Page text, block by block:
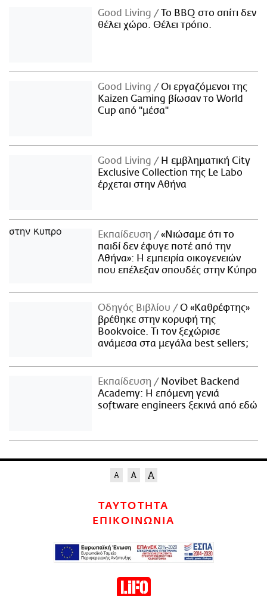
Good Living
Το BBQ στο σπίτι δεν
θέλει χώρο. Θέλει τρόπο.
Good Living
Οι εργαζόμενοι της
Kaizen Gaming βίωσαν το World
Cup από "μέσα"
Good Living
Η εμβληματική City
Exclusive Collection της Le Labo
έρχεται στην Αθήνα
Εκπαίδευση
«Νιώσαμε ότι το
παιδί δεν έφυγε ποτέ από την
Αθήνα»: Η εμπειρία οικογενειών
που επέλεξαν σπουδές στην Κύπρο
Οδηγός Βιβλίου
Ο «Καθρέφτης»
βρέθηκε στην κορυφή της
Bookvoice. Τι τον ξεχώρισε
ανάμεσα στα μεγάλα best sellers;
Εκπαίδευση
Novibet Backend
Academy: Η επόμενη γενιά
software engineers ξεκινά από εδώ
ΤΑΥΤΟΤΗΤΑ
ΕΠΙΚΟΙΝΩΝΙΑ